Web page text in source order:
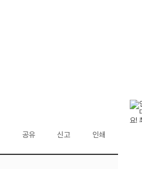
공유 신고 인쇄